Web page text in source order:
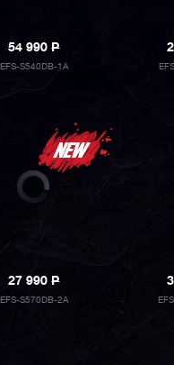
54 990P
EFS-S540DB-1A
27 990P
EFS-S570DB-2A